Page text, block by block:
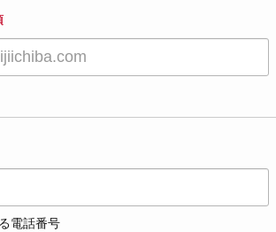
電話番号